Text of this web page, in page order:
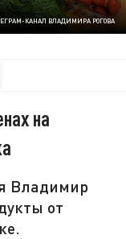
КАНАЛ ВЛАДИМИРА РОГОВА
на
Владимир
от